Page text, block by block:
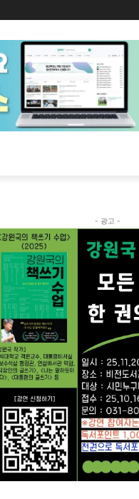
- 광고 -